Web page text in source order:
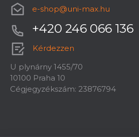
e-shop@uni-max.hu
+420 246 066 136
Kérdezzen
U plynárny 1455/70
10100 Praha 10
Cégjegyzékszám: 23876794